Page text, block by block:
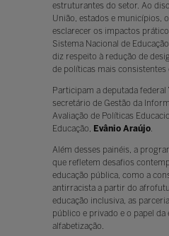
estruturantes do setor. Ao
União, estados e municípios,
esclarecer os impactos
Sistema Nacional de
diz respeito à redução de
de políticas mais consistentes
Participam a deputada federal
secretário de Gestão da
Avaliação de Políticas
Educação, Evânio Araújo.
Além desses painéis, a
que refletem desafios
educação pública, como a
antirracista a partir do
educação inclusiva, as
público e privado e o papel da
alfabetização.